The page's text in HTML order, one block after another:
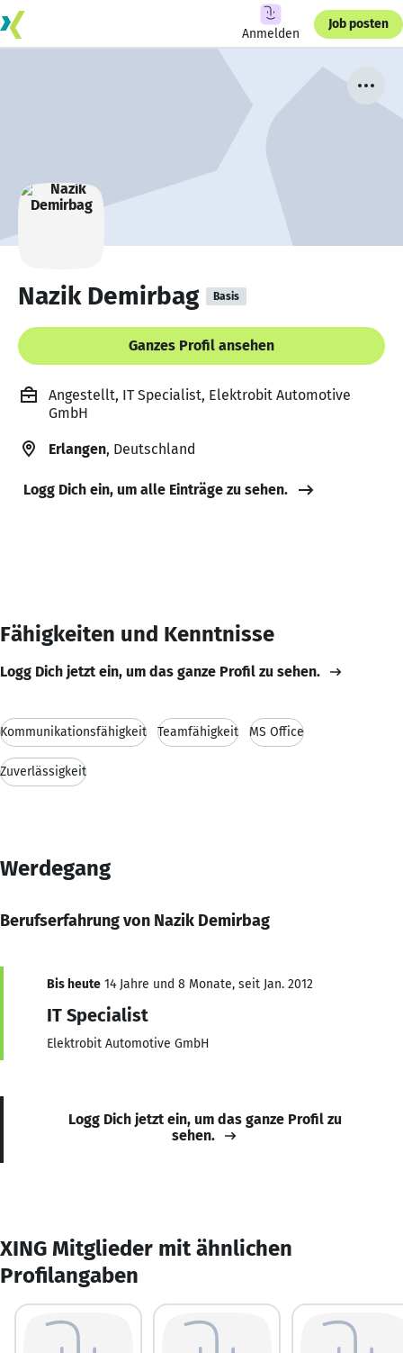
Anmelden
Job posten
Nazik Demirbag Basis
Ganzes Profil ansehen
Angestellt, IT Specialist, Elektrobit Automotive
GmbH
Erlangen, Deutschland
Logg Dich ein, um alle Einträge zu sehen.
Fähigkeiten und Kenntnisse
Logg Dich jetzt ein, um das ganze Profil zu sehen.
Kommunikationsfähigkeit Teamfähigkeit MS Office
Zuverlässigkeit
Werdegang
Berufserfahrung von Nazik Demirbag
Bis heute 14 Jahre und 8 Monate, seit Jan. 2012
IT Specialist
Elektrobit Automotive GmbH
Logg Dich jetzt ein, um das ganze Profil zu
sehen.
XING Mitglieder mit ähnlichen
Profilangaben